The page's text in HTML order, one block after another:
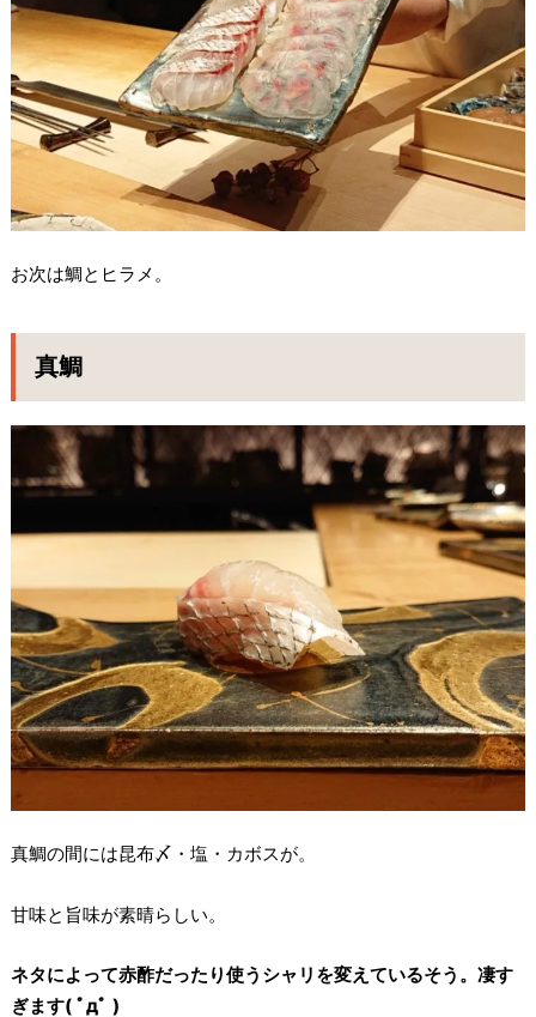
お次は鯛とヒラメ。
真鯛
真鯛の間には昆布〆・塩・カボスが。
甘味と旨味が素晴らしい。
ネタによって赤酢だったり使うシャリを変えているそう。凄す
ぎます( ﾟдﾟ )